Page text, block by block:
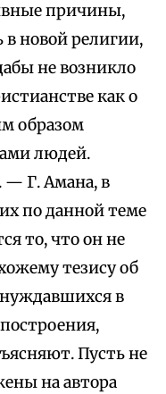
причины,
новой религии,
не возникло
как о
образом
людей.
— Г. Амана, в
по данной теме
то, что он не
тезису об
в
Пусть не
на автора